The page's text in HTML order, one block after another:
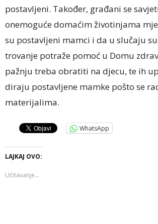
postavljeni. Također, građani se
onemoguće domaćim životinjama
su postavljeni mamci i da u slučaju
trovanje potraže pomoć u Domu
pažnju treba obratiti na djecu, te ih
diraju postavljene mamke pošto se
materijalima.
WhatsApp
LAJKAJ OVO:
Učitavanje...